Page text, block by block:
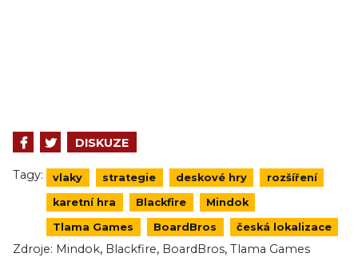
DISKUZE
Tagy: vlaky strategie deskové hry rozšíření
karetní hra Blackfire Mindok
Tlama Games BoardBros česká lokalizace
Zdroje: Mindok, Blackfire, BoardBros, Tlama Games